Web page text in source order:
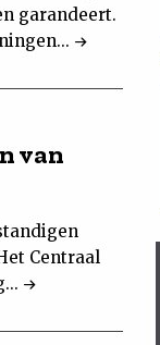
garandeert.
van
Centraal